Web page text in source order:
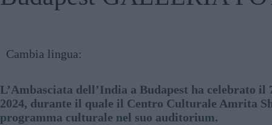
Cambia lingua:
L’Ambasciata dell’India a Budapest ha celebrato
2024, durante il quale il Centro Culturale Amrita
programma culturale nel suo auditorium.